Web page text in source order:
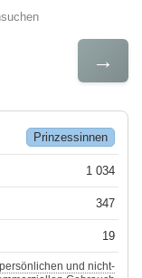
→
Prinzessinnen
1 034
347
19
und nicht-